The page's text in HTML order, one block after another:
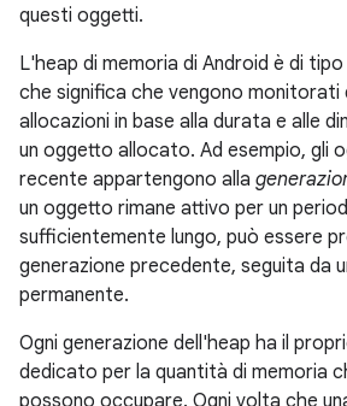
questi oggetti.
L'heap di memoria di Android è di
che significa che vengono monitorati
allocazioni in base alla durata e alle
un oggetto allocato. Ad esempio, gli
recente appartengono alla
un oggetto rimane attivo per un
sufficientemente lungo, può essere
generazione precedente, seguita da
permanente.
Ogni generazione dell'heap ha il
dedicato per la quantità di memoria
possono occupare. Ogni volta che